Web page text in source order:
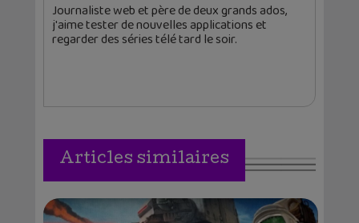
Journaliste web et père de deux grands ados,
j'aime tester de nouvelles applications et
regarder des séries télé tard le soir.
Articles similaires